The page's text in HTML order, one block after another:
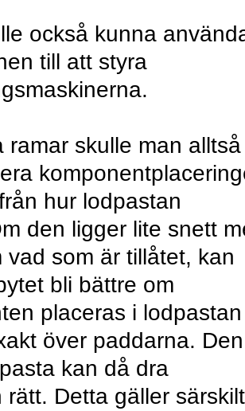
också kunna
till att styra
ramar skulle man alltså
hur lodpastan
den ligger lite snett
vad som är tillåtet, kan
bli bättre om
placeras i lodpastan
över paddarna. Den
kan då dra
rätt. Detta gäller särskilt